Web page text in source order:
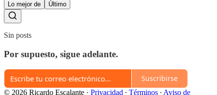
Lo mejor de Último
Sin posts
Por supuesto, sigue adelante.
Suscribirse
© 2026 Ricardo Escalante · Privacidad ∙ Términos ∙ Aviso de